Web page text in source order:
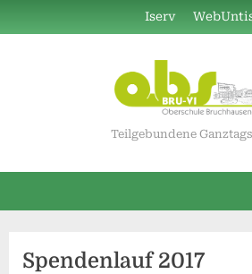
to
Iserv
Teilgebundene
Spendenlauf 2017